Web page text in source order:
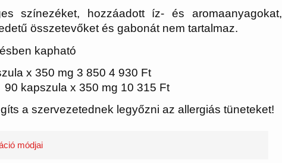
színezéket, hozzáadott íz- és aromaanyagokat,
összetevőket és gabonát nem tartalmaz.
kapható
x 350 mg 3 850 4 930 Ft
kapszula x 350 mg 10 315 Ft
a szervezetednek legyőzni az allergiás tüneteket!
módjai